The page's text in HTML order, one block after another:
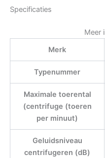
Specificaties
Meer
Merk
Typenummer
Maximale toerental
(centrifuge (toeren
per minuut)
Geluidsniveau
centrifugeren (dB)